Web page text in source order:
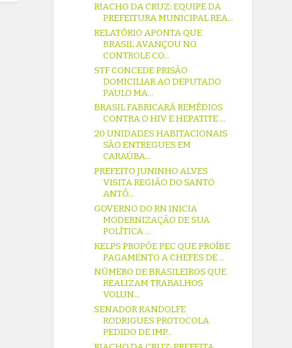
RIACHO DA CRUZ: EQUIPE DA
PREFEITURA MUNICIPAL REA...
RELATÓRIO APONTA QUE
BRASIL AVANÇOU NO
CONTROLE CO...
STF CONCEDE PRISÃO
DOMICILIAR AO DEPUTADO
PAULO MA...
BRASIL FABRICARÁ REMÉDIOS
CONTRA O HIV E HEPATITE ...
20 UNIDADES HABITACIONAIS
SÃO ENTREGUES EM
CARAÚBA...
PREFEITO JUNINHO ALVES
VISITA REGIÃO DO SANTO
ANTÔ...
GOVERNO DO RN INICIA
MODERNIZAÇÃO DE SUA
POLÍTICA ...
KELPS PROPÕE PEC QUE PROÍBE
PAGAMENTO A CHEFES DE ...
NÚMERO DE BRASILEIROS QUE
REALIZAM TRABALHOS
VOLUN...
SENADOR RANDOLFE
RODRIGUES PROTOCOLA
PEDIDO DE IMP...